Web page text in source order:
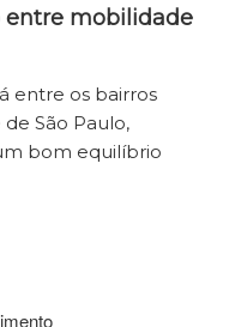
entre mobilidade
entre os bairros
São Paulo,
bom equilíbrio